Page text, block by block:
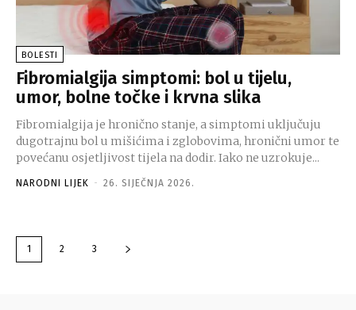
BOLESTI
Fibromialgija simptomi: bol u tijelu,
umor, bolne točke i krvna slika
Fibromialgija je hronično stanje, a simptomi uključuju
dugotrajnu bol u mišićima i zglobovima, hronični umor te
povećanu osjetljivost tijela na dodir. Iako ne uzrokuje...
NARODNI LIJEK - 26. SIJEČNJA 2026.
1 2 3